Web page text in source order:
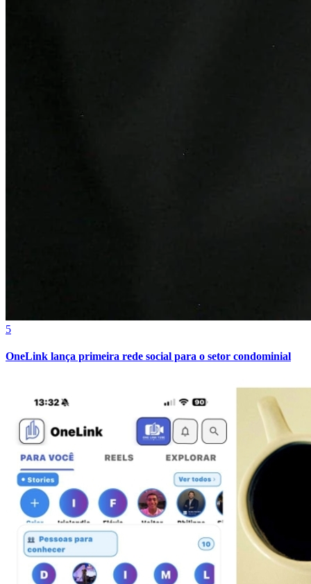
Juventude
5
OneLink lança primeira rede social para o setor condominial